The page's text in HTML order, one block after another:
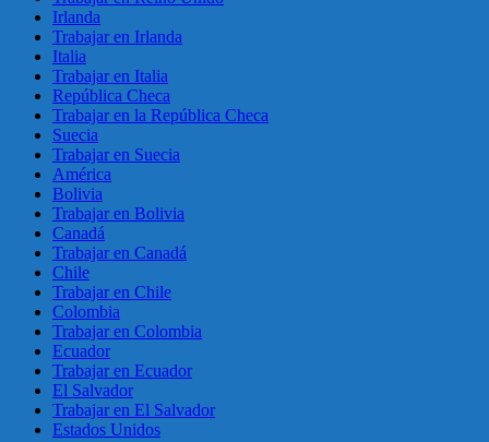
Irlanda
Trabajar en Irlanda
Italia
Trabajar en Italia
República Checa
Trabajar en la República Checa
Suecia
Trabajar en Suecia
América
Bolivia
Trabajar en Bolivia
Canadá
Trabajar en Canadá
Chile
Trabajar en Chile
Colombia
Trabajar en Colombia
Ecuador
Trabajar en Ecuador
El Salvador
Trabajar en El Salvador
Estados Unidos